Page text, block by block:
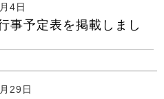
4日
事予定表を掲載しまし
29日